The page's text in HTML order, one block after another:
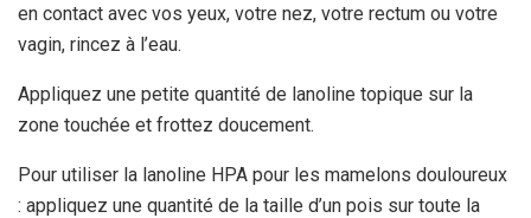
en contact avec vos yeux, votre nez, votre rectum ou votre
vagin, rincez à l’eau.
Appliquez une petite quantité de lanoline topique sur la
zone touchée et frottez doucement.
Pour utiliser la lanoline HPA pour les mamelons douloureux
: appliquez une quantité de la taille d’un pois sur toute la